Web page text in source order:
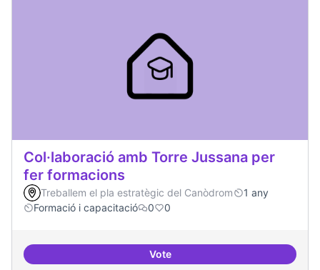
Col·laboració amb Torre Jussana per
fer formacions
Treballem el pla estratègic del Canòdrom
1 any
Formació i capacitació
0 0
VoteCol·laboració amb Torre